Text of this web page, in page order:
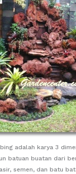
adalah karya 3
batuan buatan dari
semen, dan batu